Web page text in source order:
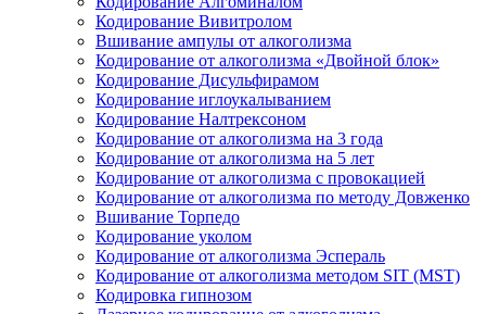
Кодирование Вивитролом
Вшивание ампулы от алкоголизма
Кодирование от алкоголизма «Двойной блок»
Кодирование Дисульфирамом
Кодирование иглоукалыванием
Кодирование Налтрексоном
Кодирование от алкоголизма на 3 года
Кодирование от алкоголизма на 5 лет
Кодирование от алкоголизма с провокацией
Кодирование от алкоголизма по методу Довженко
Вшивание Торпедо
Кодирование уколом
Кодирование от алкоголизма Эспераль
Кодирование от алкоголизма методом SIT (MST)
Кодировка гипнозом